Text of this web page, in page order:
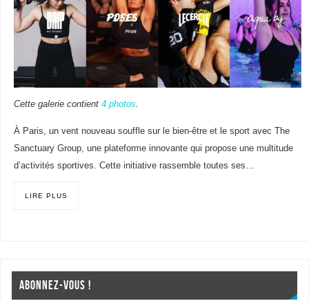
Cette galerie contient 4 photos.
À Paris, un vent nouveau souffle sur le bien-être et le sport avec The
Sanctuary Group, une plateforme innovante qui propose une multitude
d’activités sportives. Cette initiative rassemble toutes ses…
LIRE PLUS
ABONNEZ-VOUS !